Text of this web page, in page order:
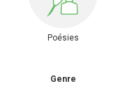
Poésies
Genre